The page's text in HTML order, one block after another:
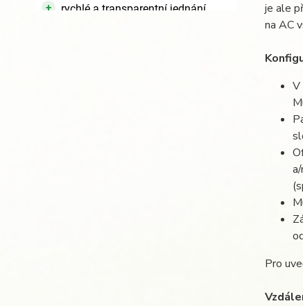
je ale
na AC
V
Pro